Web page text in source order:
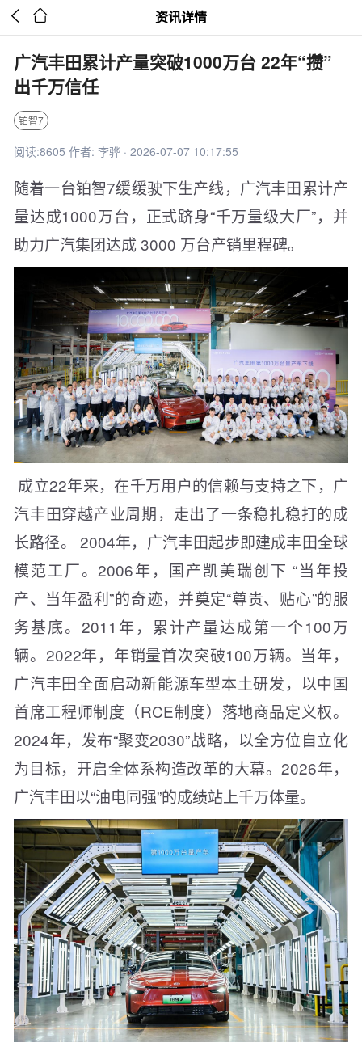
  资讯详情
广汽丰田累计产量突破1000万台 22年“攒”
出千万信任
铂智7
阅读:8605 作者: 李骅 · 2026-07-07 10:17:55
随着一台铂智7缓缓驶下生产线，广汽丰田累计产
量达成1000万台，正式跻身“千万量级大厂”，并
助力广汽集团达成 3000 万台产销里程碑。
成立22年来，在千万用户的信赖与支持之下，广
汽丰田穿越产业周期，走出了一条稳扎稳打的成
长路径。 2004年，广汽丰田起步即建成丰田全球
模范工厂。2006年，国产凯美瑞创下 “当年投
产、当年盈利”的奇迹，并奠定“尊贵、贴心”的服
务基底。2011年，累计产量达成第一个100万
辆。2022年，年销量首次突破100万辆。当年，
广汽丰田全面启动新能源车型本土研发，以中国
首席工程师制度（RCE制度）落地商品定义权。
2024年，发布“聚变2030”战略，以全方位自立化
为目标，开启全体系构造改革的大幕。2026年，
广汽丰田以“油电同强”的成绩站上千万体量。